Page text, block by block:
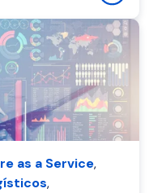
as a Service,
,